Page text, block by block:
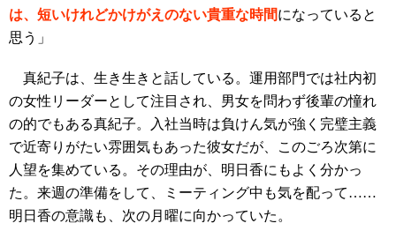
は、短いけれどかけがえのない貴重な時間になっていると
思う」
真紀子は、生き生きと話している。運用部門では社内初
の女性リーダーとして注目され、男女を問わず後輩の憧れ
の的でもある真紀子。入社当時は負けん気が強く完璧主義
で近寄りがたい雰囲気もあった彼女だが、このごろ次第に
人望を集めている。その理由が、明日香にもよく分かっ
た。来週の準備をして、ミーティング中も気を配って……
明日香の意識も、次の月曜に向かっていた。